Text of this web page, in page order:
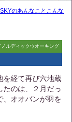
のあんなことこんな
ルディックウオーキング
経て再び六地蔵
たのは、２月だっ
、オオバンが羽を